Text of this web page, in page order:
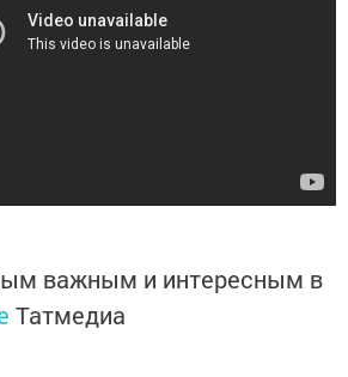
важным и интересным в
Татмедиа